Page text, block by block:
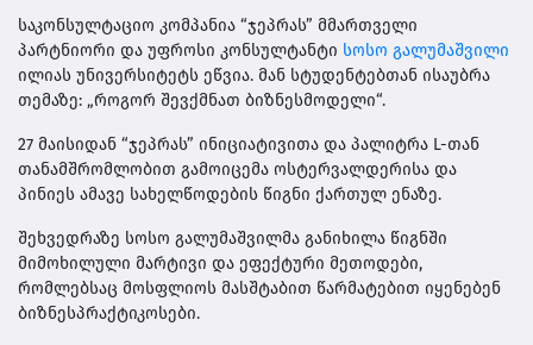
საკონსულტაციო კომპანია “ჯეპრას” მმართველი
პარტნიორი და უფროსი კონსულტანტი სოსო გალუმაშვილი
ილიას უნივერსიტეტს ეწვია. მან სტუდენტებთან ისაუბრა
თემაზე: „როგორ შევქმნათ ბიზნესმოდელი“.
27 მაისიდან “ჯეპრას” ინიციატივითა და პალიტრა L-თან
თანამშრომლობით გამოიცემა ოსტერვალდერისა და
პინიეს ამავე სახელწოდების წიგნი ქართულ ენაზე.
შეხვედრაზე სოსო გალუმაშვილმა განიხილა წიგნში
მიმოხილული მარტივი და ეფექტური მეთოდები,
რომლებსაც მოსფლიოს მასშტაბით წარმატებით იყენებენ
ბიზნესპრაქტიკოსები.